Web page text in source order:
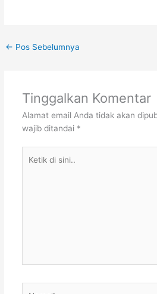
← Pos Sebelumnya
Tinggalkan Komentar
Alamat email Anda tidak akan
wajib ditandai *